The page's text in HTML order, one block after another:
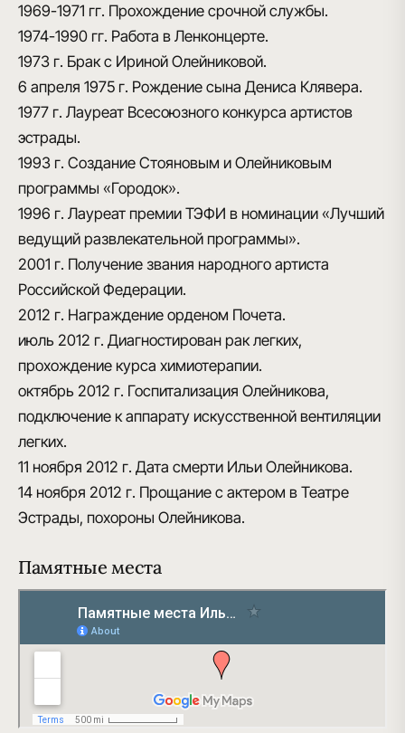
1969-1971 гг. Прохождение срочной службы.
1974-1990 гг. Работа в Ленконцерте.
1973 г. Брак с Ириной Олейниковой.
6 апреля 1975 г. Рождение сына Дениса Клявера.
1977 г. Лауреат Всесоюзного конкурса артистов
эстрады.
1993 г. Создание Стояновым и Олейниковым
программы «Городок».
1996 г. Лауреат премии ТЭФИ в номинации «Лучший
ведущий развлекательной программы».
2001 г. Получение звания народного артиста
Российской Федерации.
2012 г. Награждение орденом Почета.
июль 2012 г. Диагностирован рак легких,
прохождение курса химиотерапии.
октябрь 2012 г. Госпитализация Олейникова,
подключение к аппарату искусственной вентиляции
легких.
11 ноября 2012 г. Дата смерти Ильи Олейникова.
14 ноября 2012 г. Прощание с актером в Театре
Эстрады, похороны Олейникова.
Памятные места